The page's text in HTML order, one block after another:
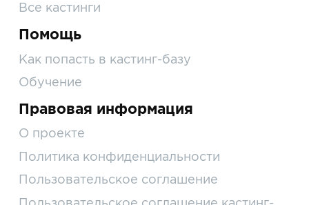
Все кастинги
Помощь
Как попасть в кастинг-базу
Обучение
Правовая информация
О проекте
Политика конфиденциальности
Пользовательское соглашение
Пользовательское соглашение кастинг-